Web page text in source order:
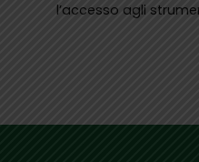
l’accesso agli